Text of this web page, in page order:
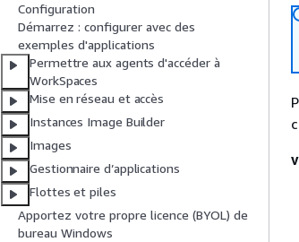
Configuration
Démarrez : configurer avec des
exemples d'applications
Permettre aux agents d'accéder à
WorkSpaces
Mise en réseau et accès
Instances Image Builder
Images
Gestionnaire d’applications
Flottes et piles
Apportez votre propre licence (BYOL) de
bureau Windows